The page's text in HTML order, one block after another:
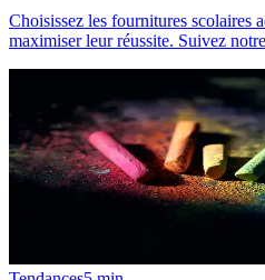
Choisissez les fournitures scolaires
maximiser leur réussite. Suivez